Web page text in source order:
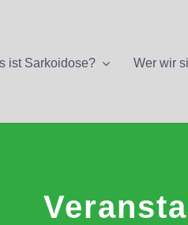
ist Sarkoidose? Wer wir